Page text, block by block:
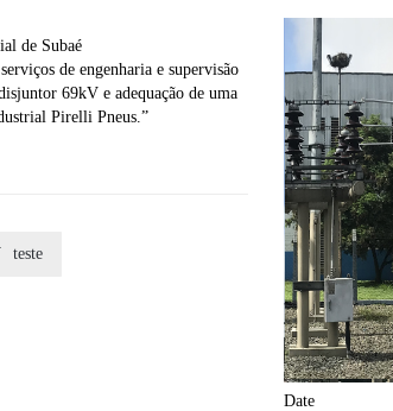
de Subaé
de engenharia e supervisão
69kV e adequação de uma
Pirelli Pneus.”
teste
Date